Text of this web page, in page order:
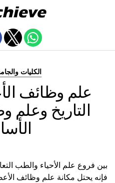
الكليات
علم وظائف
التاريخ وعلم
بين فروع علم الأحياء والطب
فإنه يحتل مكانة علم وظائف